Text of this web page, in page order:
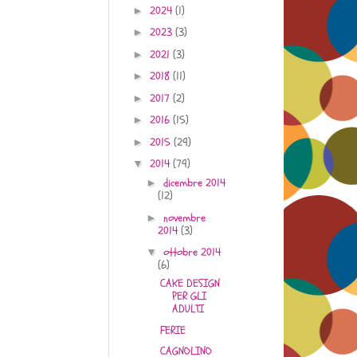
► 2024 (1)
► 2023 (3)
► 2021 (3)
► 2018 (11)
► 2017 (2)
► 2016 (15)
► 2015 (29)
▼ 2014 (79)
► dicembre 2014
(12)
► novembre
2014 (3)
▼ ottobre 2014
(6)
CAKE DESIGN
PER GLI
ADULTI
FERIE
CAGNOLINO